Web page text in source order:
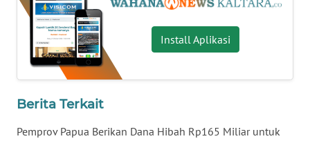
Install Aplikasi
Berita Terkait
Pemprov Papua Berikan Dana Hibah Rp165 Miliar untuk
WN
NUSANTARA
WN
JOGJA
WN